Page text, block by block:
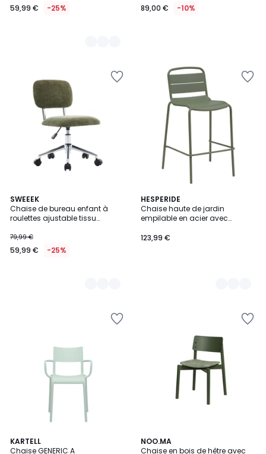
59,99 € -25% 89,00 € -10%
SWEEEK
Chaise de bureau enfant à
roulettes ajustable tissu
79,99 €
59,99 € -25%
3
Couleurs
HESPERIDE
Chaise haute de jardin
empilable en acier avec
123,99 €
4
Couleurs
KARTELL
Chaise GENERIC A
5
NOO.MA
Chaise en bois de hêtre avec
3